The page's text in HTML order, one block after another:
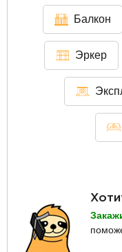
Балкон
Эркер